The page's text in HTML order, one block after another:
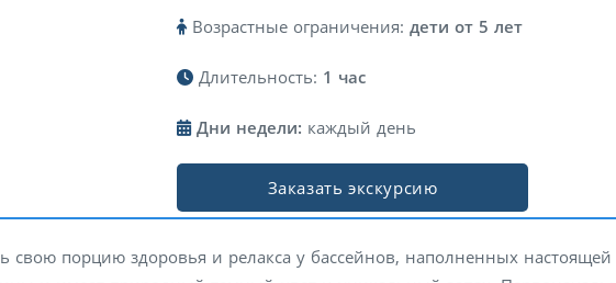
Возрастные ограничения: дети от 5 лет
Длительность: 1 час
Дни недели: каждый день
Заказать экскурсию
свою порцию здоровья и релакса у бассейнов, наполненных настоящей